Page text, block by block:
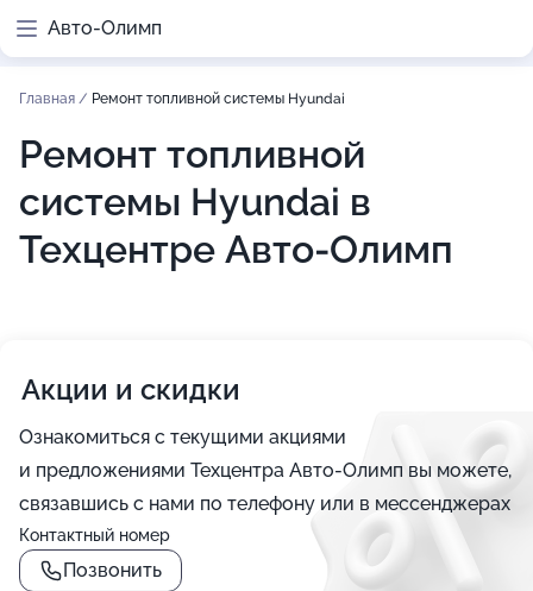
Авто-Олимп
Главная / Ремонт топливной системы Hyundai
Ремонт топливной
системы Hyundai в
Техцентре Авто-Олимп
Акции и скидки
Ознакомиться с текущими акциями
и предложениями Техцентра Авто-Олимп вы можете,
связавшись с нами по телефону или в мессенджерах
Контактный номер
Позвонить